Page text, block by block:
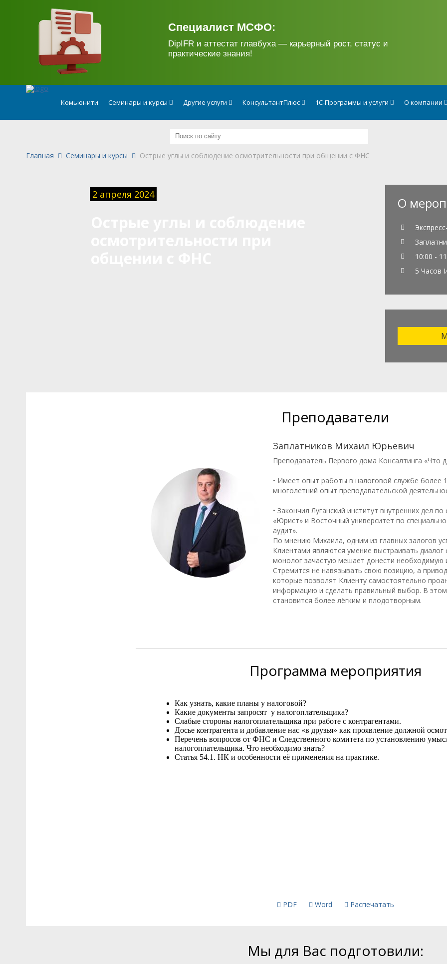
Специалист МСФО:
DipIFR и аттестат главбуха — карьерный рост, статус и
практические знания!
Комьюнити Семинары и курсы Другие услуги КонсультантПлюс 1С-Программы и услуги О компании
Главная Семинары и курсы Острые углы и соблюдение осмотрительности при общении с ФНС
2 апреля 2024
О
10:00 -
5 Часов
Преподаватели
Заплатников Михаил Юрьевич
Преподаватель Первого дома Консалтинга «Что
• Имеет опыт работы в налоговой службе более
многолетний опыт преподавательской
• Закончил Луганский институт внутренних дел
«Юрист» и Восточный университет по
аудит».
По мнению Михаила, одним из главных залогов
Клиентами являются умение выстраивать
монолог зачастую мешает донести
Стремится не навязывать свою позицию, а
которые позволят Клиенту самостоятельно
информацию и сделать правильный выбор. В
становится более лёгким и плодотворным.
Программа мероприятия
PDF Word Распечатать
Мы для Вас подготовили: